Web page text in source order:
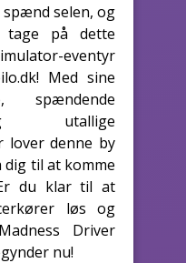
selen, og
på dette
eventyr
Med sine
spændende
utallige
lover denne by
dig til at komme
du klar til at
løs og
Driver
nu!